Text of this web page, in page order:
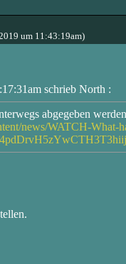
um 11:43:19am)
schrieb North :
abgegeben
news/WATCH-What-